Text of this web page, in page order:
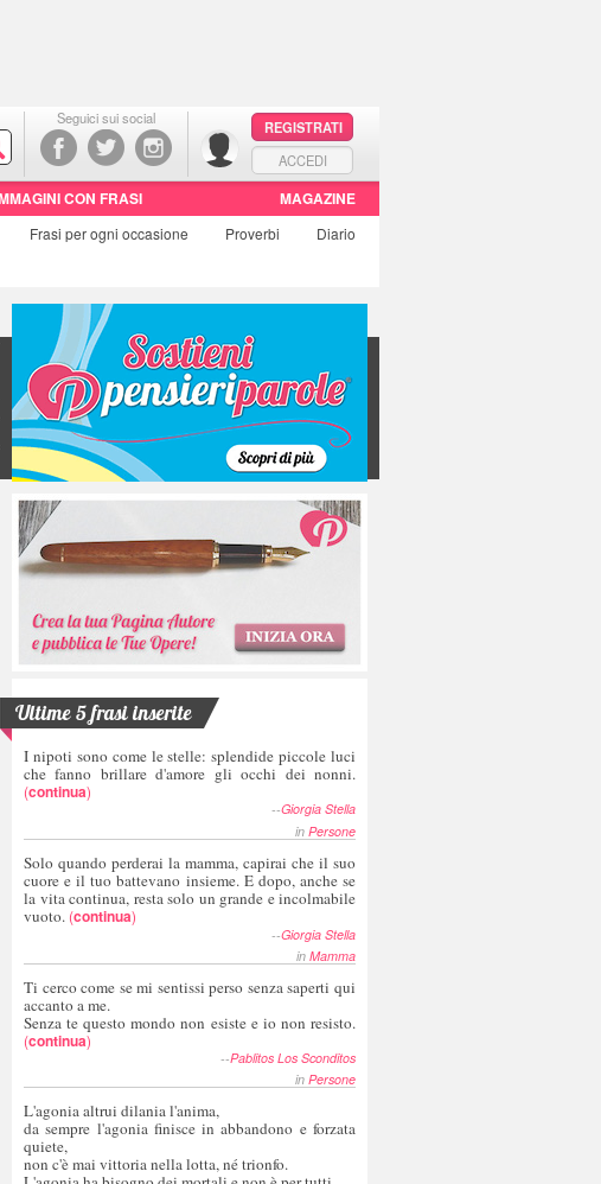
Seguici sui social
REGISTRATI
ACCEDI
CON FRASI MAGAZINE
Frasi per ogni occasione Proverbi
Diario
Ultime 5 frasi inserite
I nipoti sono come le stelle: splendide piccole luci
che fanno brillare d'amore gli occhi dei nonni.
(continua)
--Giorgia Stella
in Persone
Solo quando perderai la mamma, capirai che il suo
cuore e il tuo battevano insieme. E dopo, anche se
la vita continua, resta solo un grande e incolmabile
vuoto. (continua)
--Giorgia Stella
in Mamma
Ti cerco come se mi sentissi perso senza saperti qui
accanto a me.
Senza te questo mondo non esiste e io non resisto.
(continua)
--Pablitos Los Sconditos
in Persone
L'agonia altrui dilania l'anima,
da sempre l'agonia finisce in abbandono e forzata
quiete,
non c'è mai vittoria nella lotta, né trionfo.